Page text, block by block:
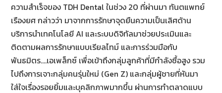
ความสำเร็จของ TDH Dental ในช่วง 20 ที่ผ่านมา ทันตแพทย์
เรืองยศ กล่าวว่า มาจากการรักษาจุดยืนความเป็นเลิศด้าน
บริการนำเทคโนโลยี AI และระบบดิจิทัลมาช่วยประเมินและ
ติดตามผลการรักษาแบบเรียลไทม์ และการร่วมมือกับ
พันธมิตร….เอเพล็กซ์ เพื่อเข้าถึงกลุ่มลูกค้าที่มีกำลังซื้อสูง รวม
ไปถึงการเจาะกลุ่มคนรุ่นใหม่ (Gen Z) และกลุ่มผู้ชายที่หันมา
ใส่ใจเรื่องรอยยิ้มและบุคลิกภาพมากขึ้น ผ่านการทำตลาดแบบ